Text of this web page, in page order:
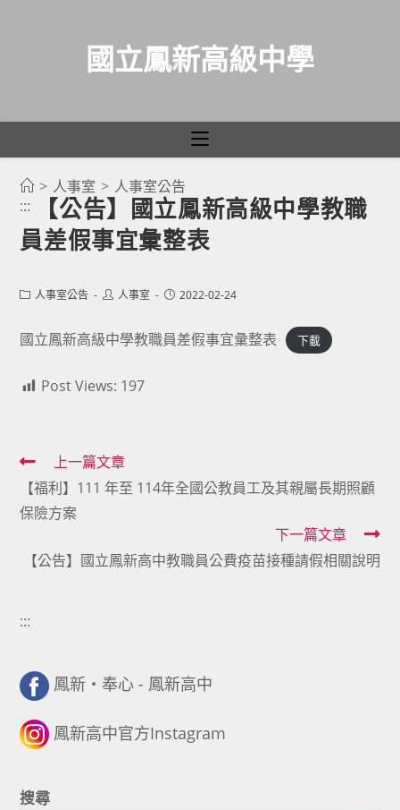
國立鳳新高級中學
> 人事室 > 人事室公告
:::
【公告】國立鳳新高級中學教職
員差假事宜彙整表
Post人事室公告
Post人事室
Post2022-02-24
國立鳳新高級中學教職員差假事宜彙整表 下載
Post Views: 197
Read
more
articles
上一篇文章
【福利】111 年至 114年全國公教員工及其親屬長期照顧
保險方案
下一篇文章
【公告】國立鳳新高中教職員公費疫苗接種請假相關說明
:::
鳳新・奉心 - 鳳新高中
鳳新高中官方Instagram
搜尋